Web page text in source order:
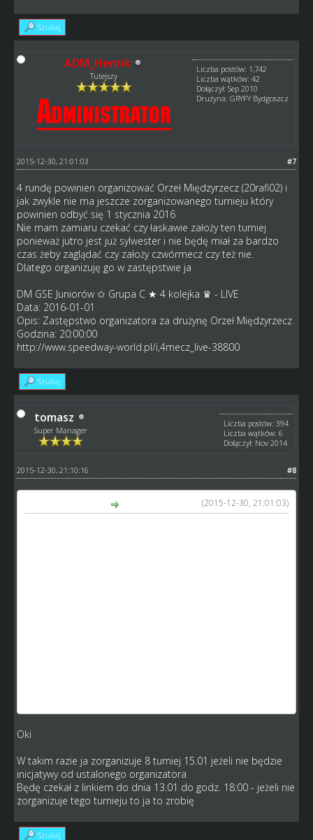
Szukaj
ADM_Henrik
Tutejszy
Liczba postów: 1,742
Liczba wątków: 42
Dołączył: Sep 2010
Drużyna: GRYFY Bydgoszcz
#7
2015-12-30, 21:01:03
4 rundę powinien organizować Orzeł Międzyrzecz (20rafi02) i
jak zwykle nie ma jeszcze zorganizowanego turnieju który
powinien odbyć się 1 stycznia 2016
Nie mam zamiaru czekać czy łaskawie założy ten turniej
ponieważ jutro jest już sylwester i nie będę miał za bardzo
czas żeby zaglądać czy założy czwórmecz czy też nie.
Dlatego organizuję go w zastępstwie ja
DM GSE Juniorów ✩ Grupa C ★ 4 kolejka ♛ - LIVE
Data: 2016-01-01
Opis: Zastępstwo organizatora za drużynę Orzeł Międzyrzecz
Godzina: 20:00:00
http://www.speedway-world.pl/i,4mecz_live-38800
Szukaj
tomasz
Super Manager
Liczba postów: 394
Liczba wątków: 6
Dołączył: Nov 2014
#8
2015-12-30, 21:10:16
(2015-12-30, 21:01:03)
Oki
W takim razie ja zorganizuje 8 turniej 15.01 jeżeli nie będzie
inicjatywy od ustalonego organizatora
Będę czekał z linkiem do dnia 13.01 do godz. 18:00 - jeżeli nie
zorganizuje tego turnieju to ja to zrobię
Szukaj